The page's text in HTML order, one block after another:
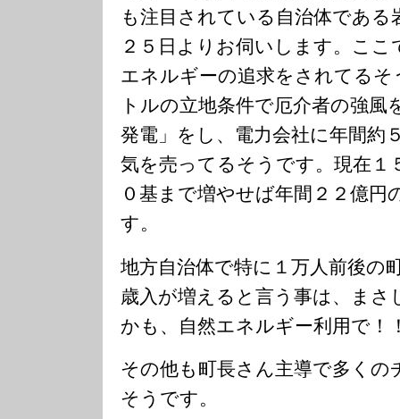
も注目されている自治体である
２５日よりお伺いします。こ
エネルギーの追求をされてるそ
トルの立地条件で厄介者の強風
発電」をし、電力会社に年間約
気を売ってるそうです。現在１
０基まで増やせば年間２２億円
す。
地方自治体で特に１万人前後の
歳入が増えると言う事は、ま
かも、自然エネルギー利用で！
その他も町長さん主導で多く
そうです。